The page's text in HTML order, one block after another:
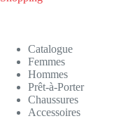
Catalogue
Femmes
Hommes
Prêt-à-Porter
Chaussures
Accessoires